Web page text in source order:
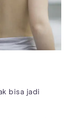
bisa jadi